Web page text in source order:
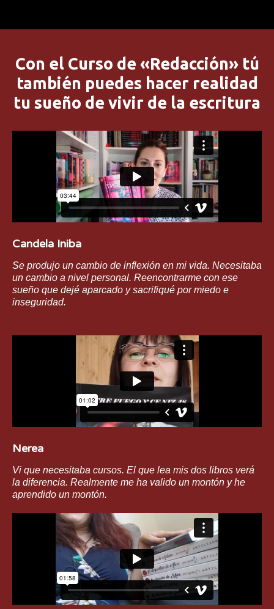
Con el Curso de «Redacción» tú
también puedes hacer realidad
tu sueño de vivir de la escritura
Candela Iniba
Se produjo un cambio de inflexión en mi vida. Necesitaba
un cambio a nivel personal. Reencontrarme con ese
sueño que dejé aparcado y sacrifiqué por miedo e
inseguridad.
Nerea
Vi que necesitaba cursos. El que lea mis dos libros verá
la diferencia. Realmente me ha valido un montón y he
aprendido un montón.